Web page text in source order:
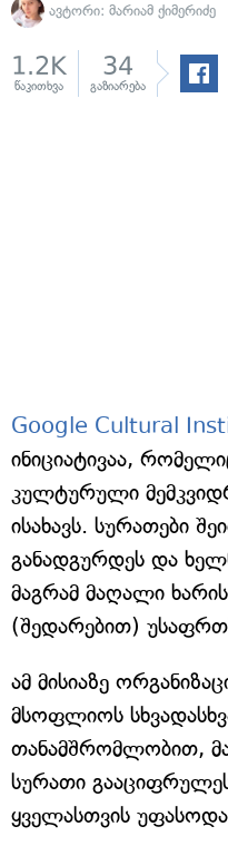
ავტორი: მარიამ ქიმერიძე
1.2K
წაკითხვა
34
გაზიარება
Google Cultural
ინიციატივაა,
კულტურული
ისახავს. სურათები
განადგურდეს და
მაგრამ მაღალი
(შედარებით)
ამ მისიაზე
მსოფლიოს
თანამშრომლობით,
სურათი
ყველასთვის